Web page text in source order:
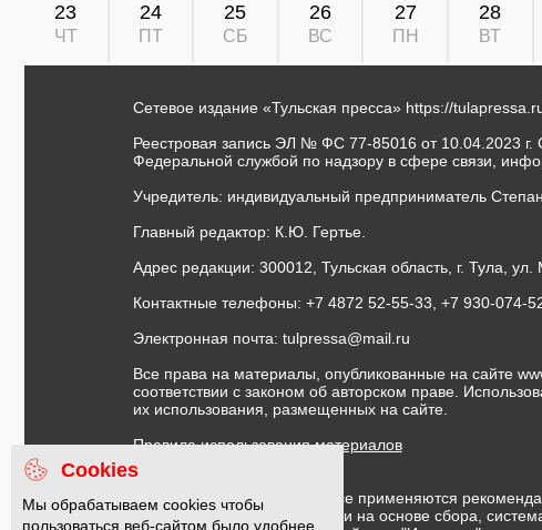
23
ЧТ
24
ПТ
25
СБ
26
ВС
27
ПН
28
ВТ
Сетевое издание «Тульская пресса» https://
Реестровая запись ЭЛ № ФС 77-85016 от 10.04.2023 г.
Федеральной службой по надзору в сфере связи,
Учредитель: индивидуальный предприниматель
Главный редактор: К.Ю. Гертье.
Адрес редакции: 300012, Тульская область, г. Тула,
Контактные телефоны: +7 4872 52-55-33, +7 930-074-
Электронная почта: tulpressa@mail.ru
Все права на материалы, опубликованные на сайте
соответствии с законом об авторском праве.
их использования, размещенных на сайте.
Правила использования материалов
Договор публичной оферты
На информационном ресурсе применяются
предоставления информации на основе сбора,
Cookies
Мы обрабатываем cookies чтобы
пользоваться веб-сайтом было удобнее.